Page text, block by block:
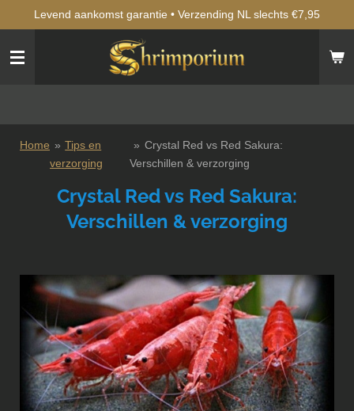
naar
hoofdinhoud
Levend aankomst garantie • Verzending NL slechts €7,95
Home » Tips en
verzorging
» Crystal Red vs Red Sakura:
Verschillen & verzorging
Crystal Red vs Red Sakura:
Verschillen & verzorging